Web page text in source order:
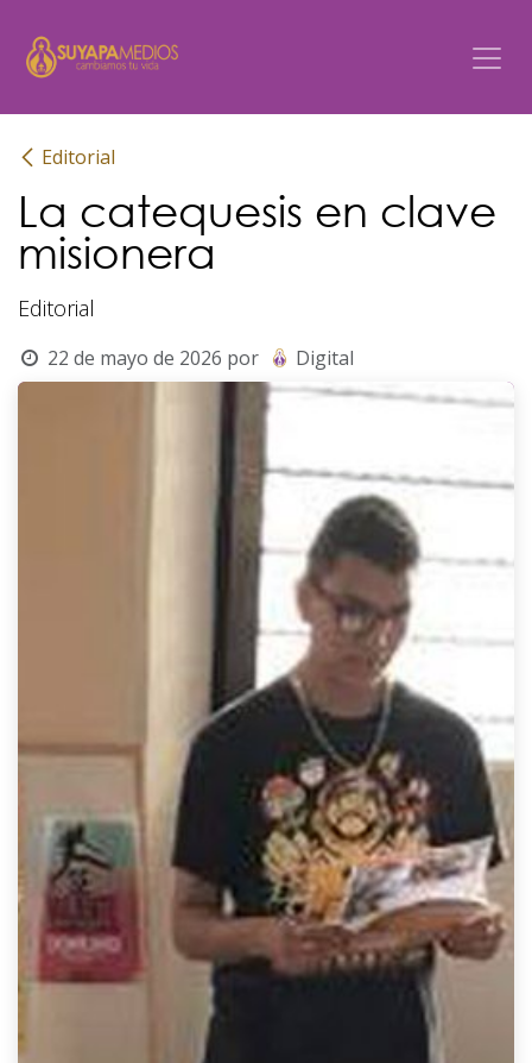
Editorial
La catequesis en clave
misionera
Editorial
22 de mayo de 2026 por Digital